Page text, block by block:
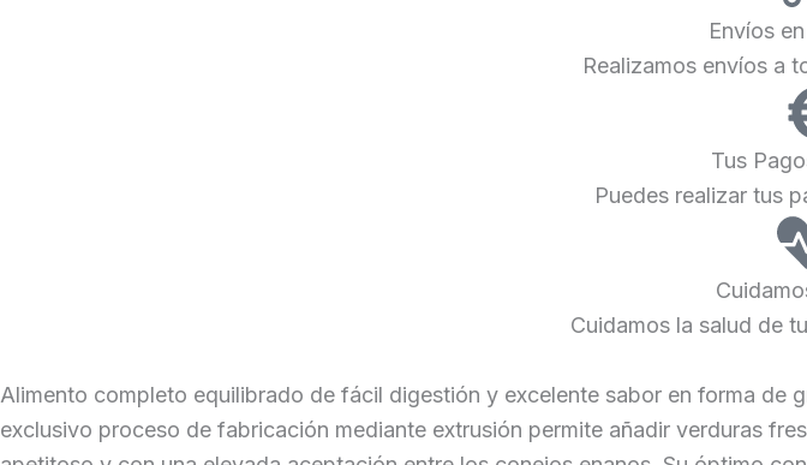
Envíos
Realizamos envíos a
Tus
Puedes realizar tus
Cuidamos la salud de
Alimento completo equilibrado de fácil digestión y excelente sabor en forma de
exclusivo proceso de fabricación mediante extrusión permite añadir verduras